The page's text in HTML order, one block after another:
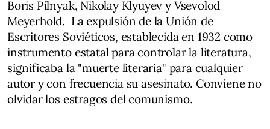
Boris Pilnyak, Nikolay Klyuyev y Vsevolod
Meyerhold. La expulsión de la Unión de
Escritores Soviéticos, establecida en 1932 como
instrumento estatal para controlar la literatura,
significaba la "muerte literaria" para cualquier
autor y con frecuencia su asesinato. Conviene no
olvidar los estragos del comunismo.